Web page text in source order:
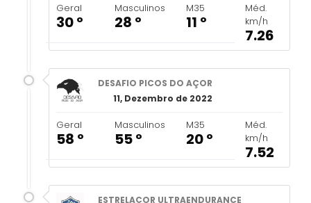
Geral
30 º
Masculinos
28 º
M35
11 º
Méd.
km/h
7.26
DESAFIO PICOS DO AÇOR
11, Dezembro de 2022
Geral
58 º
Masculinos
55 º
M35
20 º
Méd.
km/h
7.52
ESTRELAÇOR ULTRAENDURANCE